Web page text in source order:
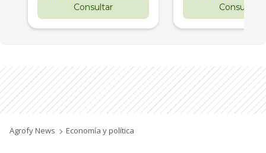
Consultar Consultar
Agrofy News Economía y política